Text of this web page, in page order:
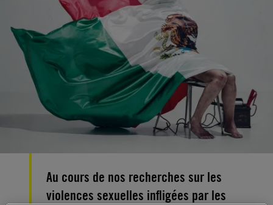
Au cours de nos recherches sur les
violences sexuelles infligées par les